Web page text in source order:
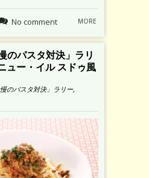
No comment MORE
パスタ対決」ラリ
ー・イル スドゥ風
慢のパスタ対決」ラリー,